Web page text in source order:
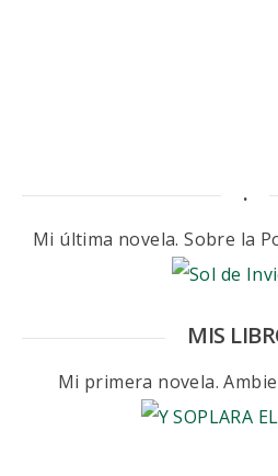
.
Mi última novela. Sobre la
MIS
Mi primera novela.